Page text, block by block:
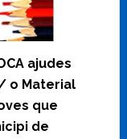
ajudes
o Material
que
de